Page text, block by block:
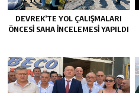
DEVREK’TE YOL ÇALIŞMALARI
ÖNCESI SAHA İNCELEMESI YAPILDI